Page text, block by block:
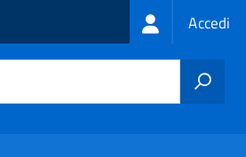
Login
menu
Accedi